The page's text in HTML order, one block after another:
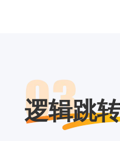
逻辑跳